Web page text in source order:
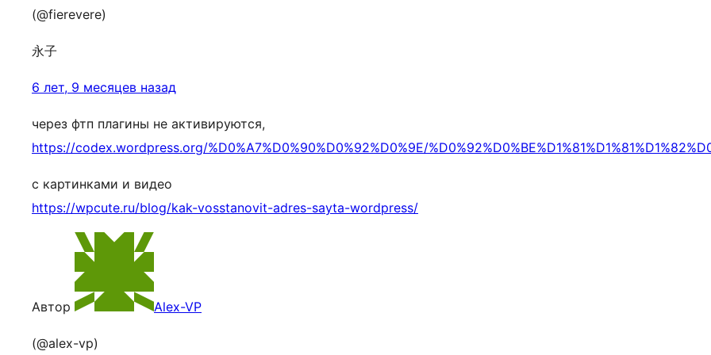
(@fierevere)
永子
6 лет, 9 месяцев назад
через фтп плагины не активируются,
https://codex.wordpress.org/%D0%A7%D0%90%D0%92%D0%9E/
c картинками и видео
https://wpcute.ru/blog/kak-vosstanovit-adres-sayta-wordpress/
Автор Alex-VP
(@alex-vp)